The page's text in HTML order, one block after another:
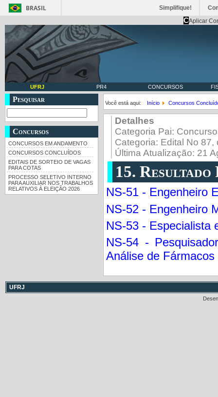
BRASIL Simplifique!
CAplicar
UFRJ PR4 CONCURSOS
Pesquisar
Concursos
CONCURSOS EM ANDAMENTO
CONCURSOS CONCLUÍDOS
EDITAIS DE SORTEIO DE VAGAS
PARA COTAS
PROCESSO SELETIVO INTERNO
PARA AUXILIAR NOS TRABALHOS
RELATIVOS À ELEIÇÃO 2026
Você está aqui: Início Concursos
Detalhes
Categoria Pai:
Categoria: Edital No 87,
Última Atualização: 21
15.
NS-51 - Engenheiro
NS-52 - Engenheiro
NS-53 - Especialista
NS-54 -
Análise de
UFRJ